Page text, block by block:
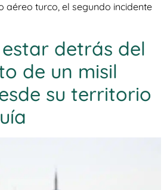
aéreo turco, el segundo incidente
detrás del
de un misil
su territorio